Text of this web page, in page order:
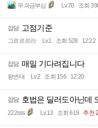
무과금부심 Lv.70 조회
잡담 고점기준
그르르르라 Lv.1 조회 528 12:22
잡담 매일 기다려집니다
왕변태 Lv.2 조회 156 12:20
잡담 호법은 딜러도아닌데
222sss Lv.13 조회 619 추천 2